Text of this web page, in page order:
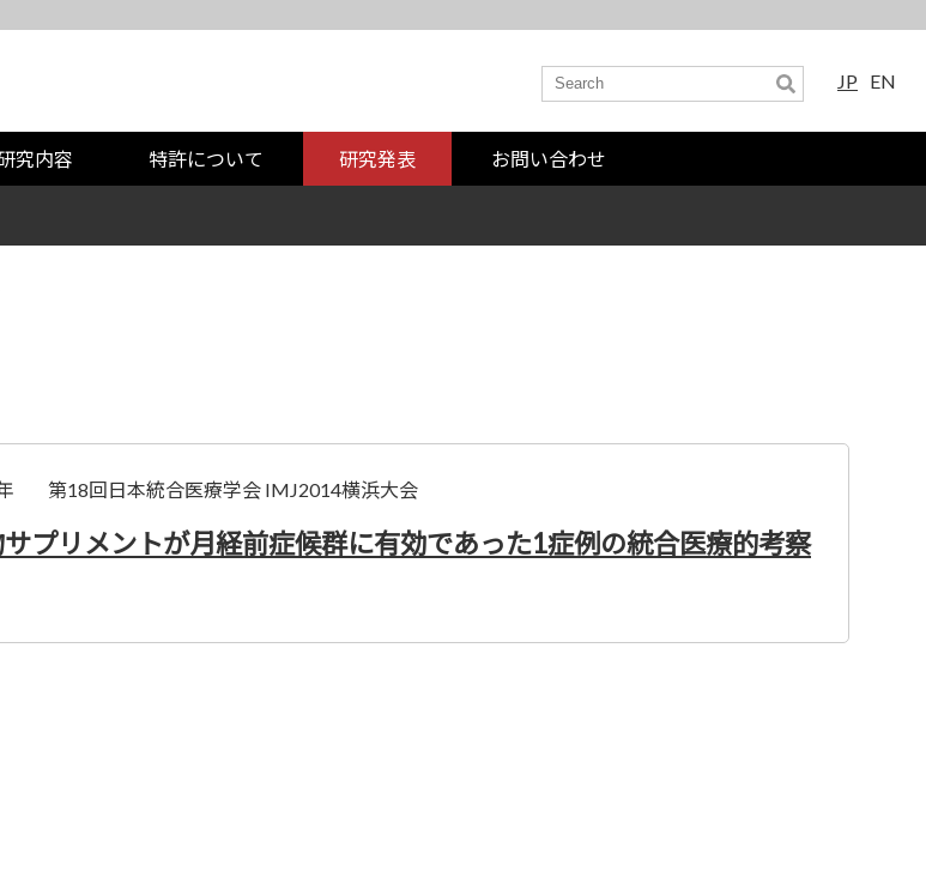
究内容 特許について 研究発表 お問い合わせ
JP EN
第18回日本統合医療学会 IMJ2014横浜大会
プリメントが月経前症候群に有効であった1症例の統合医療的考察